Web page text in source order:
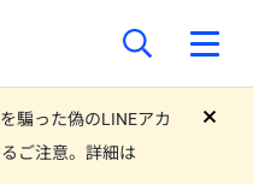
騙った偽のLINEアカ
ご注意。詳細は